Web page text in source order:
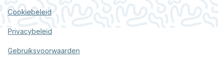
Cookiebeleid
Privacybeleid
Gebruiksvoorwaarden